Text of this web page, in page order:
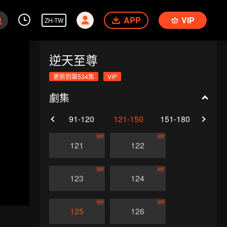
ZH-TW APP VIP
逆天至尊
更新到第534集 VIP
劇集
91-120 121-150 151-180
121
VIP
122
VIP
123
VIP
124
VIP
125
VIP
126
VIP